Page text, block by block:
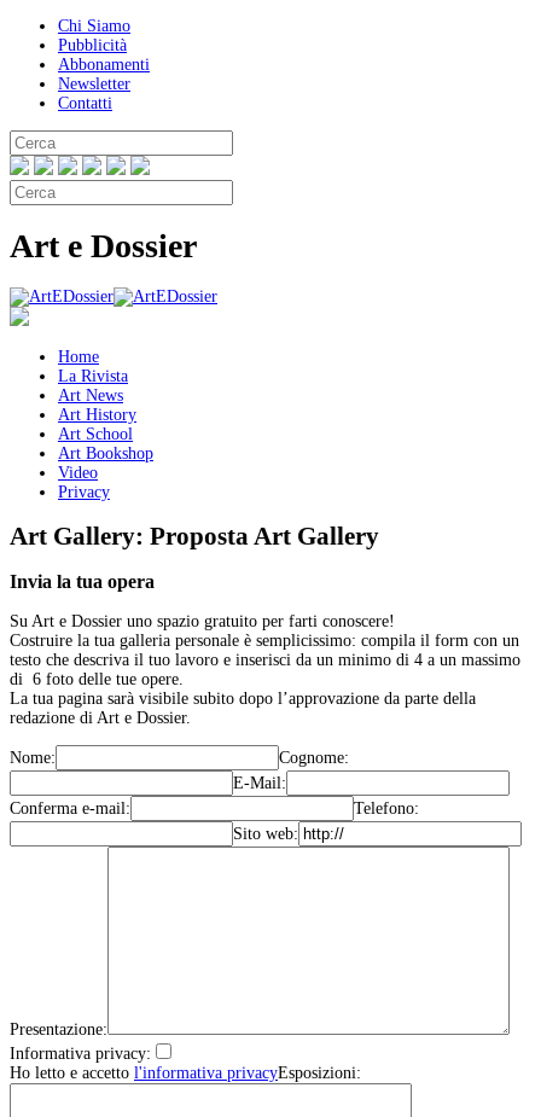
Chi Siamo
Pubblicità
Abbonamenti
Newsletter
Contatti
Art e Dossier
Home
La Rivista
Art News
Art History
Art School
Art Bookshop
Video
Privacy
Art Gallery: Proposta Art Gallery
Invia la tua opera
Su Art e Dossier uno spazio gratuito per farti conoscere!
Costruire la tua galleria personale è semplicissimo: compila il form con un
testo che descriva il tuo lavoro e inserisci da un minimo di 4 a un massimo
di 6 foto delle tue opere.
La tua pagina sarà visibile subito dopo l’approvazione da parte della
redazione di Art e Dossier.
Nome:
Cognome:
E-Mail:
Conferma e-mail:
Telefono:
Sito web:
Presentazione:
Informativa privacy:
Ho letto e accetto l'informativa privacyEsposizioni: